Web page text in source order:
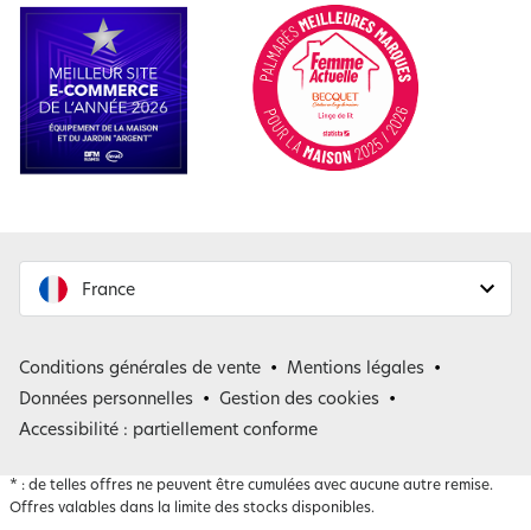
France
Belgique
Conditions générales de vente
Mentions légales
Données personnelles
Gestion des cookies
Accessibilité : partiellement conforme
* : de telles offres ne peuvent être cumulées avec aucune autre remise.
Offres valables dans la limite des stocks disponibles.